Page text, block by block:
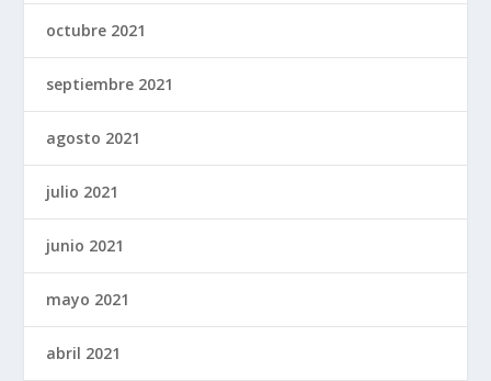
octubre 2021
septiembre 2021
agosto 2021
julio 2021
junio 2021
mayo 2021
abril 2021